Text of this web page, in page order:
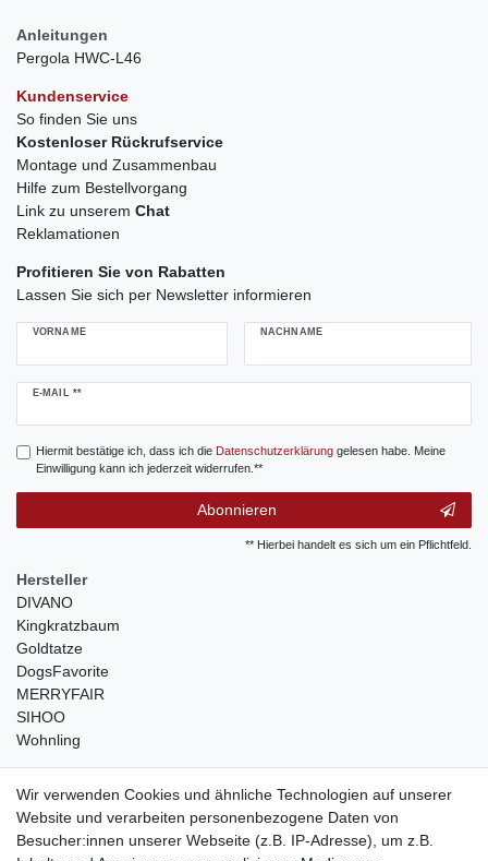
Anleitungen
Pergola HWC-L46
Kundenservice
So finden Sie uns
Kostenloser Rückrufservice
Montage und Zusammenbau
Hilfe zum Bestellvorgang
Link zu unserem Chat
Reklamationen
Profitieren Sie von Rabatten
Lassen Sie sich per Newsletter informieren
VORNAME NACHNAME
E-MAIL **
Newsletter
Hiermit bestätige ich, dass ich die Daten­schutz­erklärunggelesen habe. Meine
Einwilligung kann ich jederzeit widerrufen.**
Abonnieren
** Hierbei handelt es sich um ein Pflichtfeld.
Hersteller
DIVANO
Kingkratzbaum
Goldtatze
DogsFavorite
MERRYFAIR
SIHOO
Wohnling
weitere Shops
traumlampen- Lampen und Kronleuchter
kinderwagencenter- Exklusive und günstige Kinderwagen
Wir verwenden Cookies und ähnliche Technologien auf unserer
Website und verarbeiten personenbezogene Daten von
Besucher:innen unserer Webseite (z.B. IP-Adresse), um z.B.